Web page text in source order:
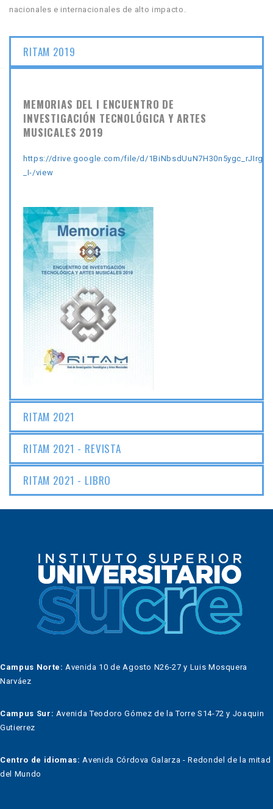
nacionales e internacionales de alto impacto.
RITAM 2019
MEMORIAS DEL I ENCUENTRO DE
INVESTIGACIÓN TECNOLÓGICA Y ARTES
MUSICALES 2019
https://drive.google.com/file/d/
_I-/view
RITAM 2021
RITAM 2021 - REVISTA
RITAM 2021 - LIBRO
Campus Norte: Avenida 10 de Agosto N26-27 y Luis Mosquera
Narváez
Campus Sur: Avenida Teodoro Gómez de la Torre S14-72 y Joaquin
Gutierrez
Centro de idiomas: Avenida Córdova Galarza - Redondel de la mitad
del Mundo